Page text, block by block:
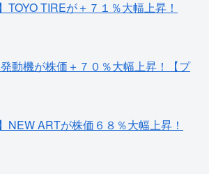
TIREが＋７１％大幅上昇！
動機が株価＋７０％大幅上昇！【プ
ARTが株価６８％大幅上昇！